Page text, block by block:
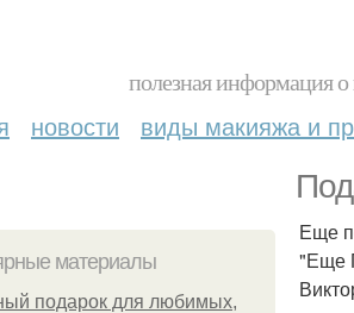
полезная информация
новости виды макияжа и
материалы
подарок для любимых,
Еще
"Еще